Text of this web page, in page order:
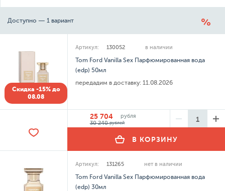
Доступно — 1 вариант
Скидка -15% до
08.08
Артикул: 130052 в наличии
Tom Ford Vanilla Sex Парфюмированная вода
(edp) 50мл
передадим в доставку: 11.08.2026
25 704
рубля
30 240рублей
В КОРЗИНУ
Артикул: 131265 нет в наличии
Tom Ford Vanilla Sex Парфюмированная вода
(edp) 30мл